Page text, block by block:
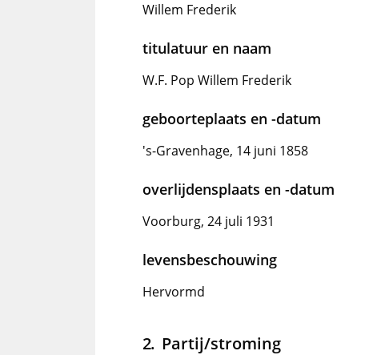
Willem Frederik
titulatuur en naam
W.F. Pop Willem Frederik
geboorteplaats en -datum
's-Gravenhage, 14 juni 1858
overlijdensplaats en -datum
Voorburg, 24 juli 1931
levensbeschouwing
Hervormd
Partij/stroming